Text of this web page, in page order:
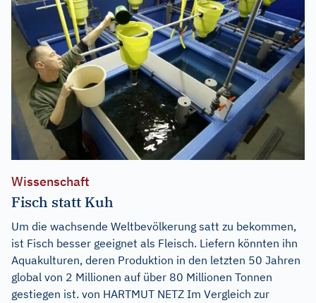
Wissenschaft
Fisch statt Kuh
Um die wachsende Weltbevölkerung satt zu bekommen,
ist Fisch besser geeignet als Fleisch. Liefern könnten ihn
Aquakulturen, deren Produktion in den letzten 50 Jahren
global von 2 Millionen auf über 80 Millionen Tonnen
gestiegen ist. von HARTMUT NETZ Im Vergleich zur